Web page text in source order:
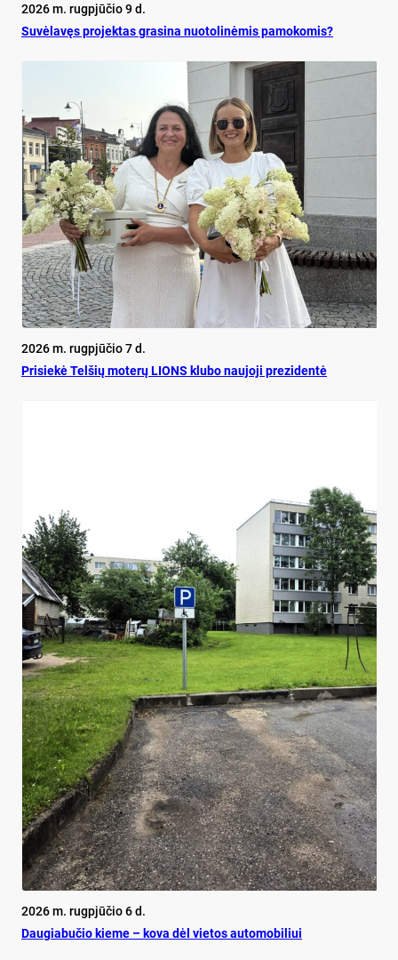
2026 m. rugpjūčio 9 d.
Su­vė­la­vęs pro­jek­tas gra­si­na nuo­to­li­nė­mis pa­mo­ko­mis?
2026 m. rugpjūčio 7 d.
Pri­siekė Tel­šių mo­terų LIONS klu­bo nau­jo­ji pre­zi­dentė
2026 m. rugpjūčio 6 d.
Dau­gia­bu­čio kie­me – ko­va dėl vie­tos au­to­mo­bi­liui